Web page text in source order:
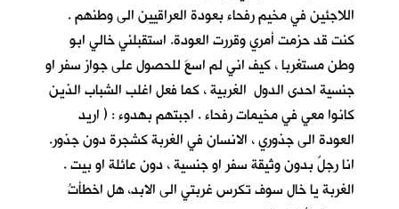
اللاجئين في مخيم رفحاء بعودة العراقيين الى وطنهم .
كنت قد حزمت أمري وقررت العودة. استقبلني خالي ابو
وطن مستغربا ، كيف اني لم اسعَ للحصول على جواز سفر او
جنسية احدى الدول الغربية ، كما فعل اغلب الشباب الذين
كانوا معي في مخيمات رفحاء . اجبتهم بهدوء : ( اريد
العودة الى جذوري ، الانسان في الغربة كشجرة دون جذور.
انا رجلٌ بدون وثيقة سفر او جنسية ، دون عائلة او بيت .
الغربة يا خال سوف تكرس غربتي الى الابد، هل اخطأتُ